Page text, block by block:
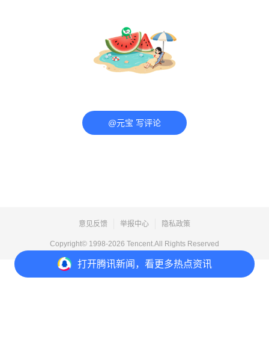
打开腾讯新闻，看更多热点资讯
@元宝 写评论
意见反馈 举报中心 隐私政策
Copyright© 1998-2026 Tencent.All Rights Reserved